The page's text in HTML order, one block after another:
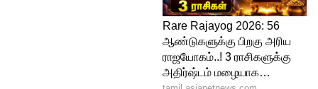
முட்டுக்கட்டைகள் விலகி, புதிய வருமான
வழிகள் பிறக்கும். அதிர்ஷ்டத்தின்
துணையோடு தொட்ட காரியங்கள்
அனைத்தும் வெற்றியில் முடியும். குடும்பப்